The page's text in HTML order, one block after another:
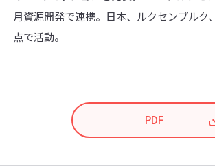
月資源開発で連携。日本、ルクセンブルク
点で活動。
PDF